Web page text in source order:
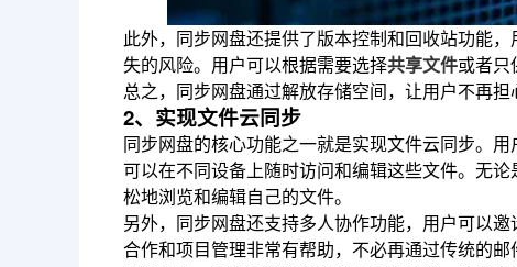
此外，同步网盘还提供了版本控制和回收站功能
失的风险。用户可以根据需要选择共享文件或者只
总之，同步网盘通过解放存储空间，让用户不再
2、实现文件云同步
同步网盘的核心功能之一就是实现文件云同步。
可以在不同设备上随时访问和编辑这些文件。无
松地浏览和编辑自己的文件。
另外，同步网盘还支持多人协作功能，用户可以
合作和项目管理非常有帮助，不必再通过传统的